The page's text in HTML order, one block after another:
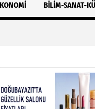
BILIM-SANAT-